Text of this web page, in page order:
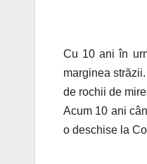
Cu 10 ani în
marginea
de rochii de
Acum 10 ani
o deschise la